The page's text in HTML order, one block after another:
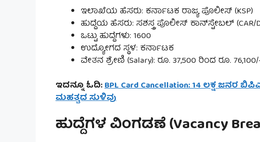
ಇಲಾಖೆಯ ಹೆಸರು: ಕರ್ನಾಟಕ ರಾಜ್ಯ ಪೊಲೀಸ್ (KSP)
ಹುದ್ದೆಯ ಹೆಸರು: ಸಶಸ್ತ್ರ ಪೊಲೀಸ್ ಕಾನ್‌ಸ್ಟೇಬಲ್ (CAR/
ಒಟ್ಟು ಹುದ್ದೆಗಳು: 1600
ಉದ್ಯೋಗದ ಸ್ಥಳ: ಕರ್ನಾಟಕ
ವೇತನ ಶ್ರೇಣಿ (Salary): ರೂ. 37,500 ರಿಂದ ರೂ.
ಇದನ್ನೂ ಓದಿ:BPL Card Cancellation: 14 ಲಕ್ಷ
ಮಹತ್ವದ ಸುಳಿವು
ಹುದ್ದೆಗಳ ವಿಂಗಡಣೆ (Vacancy